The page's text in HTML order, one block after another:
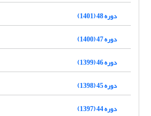
دوره 48 (1401)
دوره 47 (1400)
دوره 46 (1399)
دوره 45 (1398)
دوره 44 (1397)